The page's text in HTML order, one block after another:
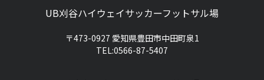
UB刈谷ハイウェイサッカーフットサル場
〒473-0927 愛知県豊田市中田町泉1
TEL:0566-87-5407